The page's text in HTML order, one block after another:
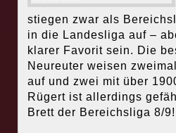
stiegen zwar als
in die Landesliga auf –
klarer Favorit sein. Die
Neureuter weisen
auf und zwei mit über
Rügert ist allerdings
Brett der Bereichsliga 8/9!